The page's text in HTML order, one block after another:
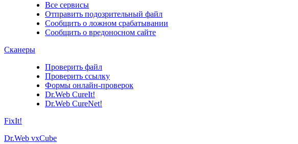
Все сервисы
Отправить подозрительный файл
Сообщить о ложном срабатывании
Сообщить о вредоносном сайте
Сканеры
Проверить файл
Проверить ссылку
Формы онлайн-проверок
Dr.Web CureIt!
Dr.Web CureNet!
FixIt!
Dr.Web vxCube